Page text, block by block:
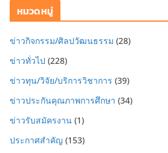
หมวดหมู่
ข่าวกิจกรรม/ศิลปวัฒนธรรม (28)
ข่าวทั่วไป (228)
ข่าวทุน/วิจัย/บริการวิชาการ (39)
ข่าวประกันคุณภาพการศึกษา (34)
ข่าวรับสมัครงาน (1)
ประกาศสำคัญ (153)